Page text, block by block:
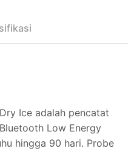
Ice adalah pencatat
Low Energy
hingga 90 hari. Probe